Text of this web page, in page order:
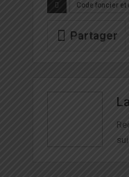
Code foncier et
Partager